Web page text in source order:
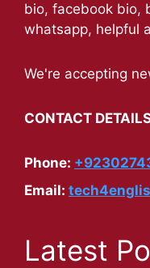
bio, facebook bio,
whatsapp, helpful
We're accepting
CONTACT
Phone:
Email:
Latest